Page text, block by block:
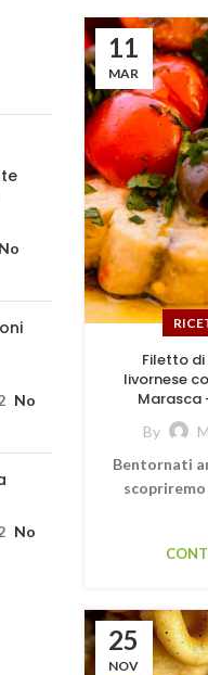
11
MAR
Filetto di
livornese
Marasca
By
Bentornati
scopriremo
25
NOV
No
No
No